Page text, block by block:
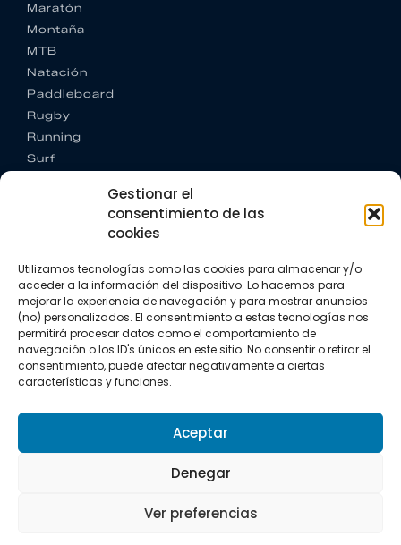
Gestionar el
consentimiento de las
cookies
Utilizamos tecnologías como las cookies para almacenar y/o
acceder a la información del dispositivo. Lo hacemos para
mejorar la experiencia de navegación y para mostrar anuncios
(no) personalizados. El consentimiento a estas tecnologías nos
permitirá procesar datos como el comportamiento de
navegación o los ID's únicos en este sitio. No consentir o retirar el
consentimiento, puede afectar negativamente a ciertas
características y funciones.
Aceptar
Denegar
Ver preferencias
Maratón
Montaña
MTB
Natación
Paddleboard
Rugby
Running
Surf
CONTACTO
+34 662 342 177
info@vkssport.com
SÍGUENOS
Política de privacidad
Política de cookies
Todos los derechos resevados.